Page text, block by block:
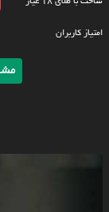
امتیاز کاربران